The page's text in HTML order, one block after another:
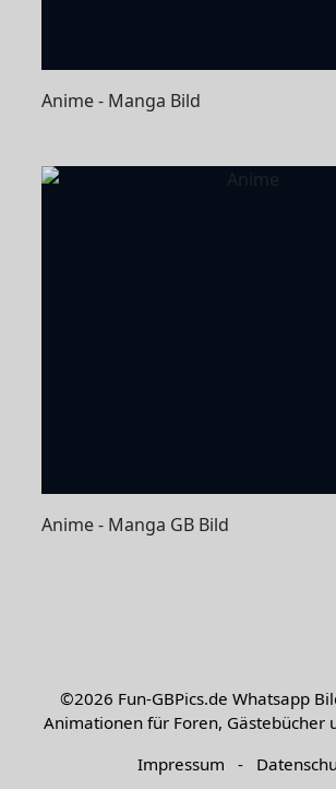
Anime - Manga Bild
Anime - Manga GB Bild
©2026 Fun-GBPics.de Whatsapp
Animationen für Foren, Gästebücher
Impressum -